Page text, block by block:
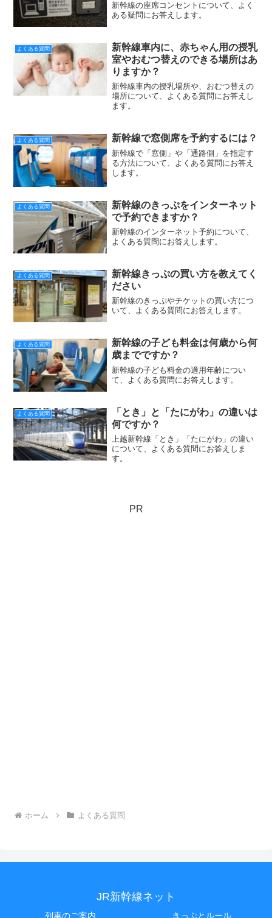
新幹線の座席コンセントについて、よく
ある疑問にお答えします。
よくある質問
新幹線車内に、赤ちゃん用の授乳
室やおむつ替えのできる場所はあ
りますか？
新幹線車内の授乳場所や、おむつ替えの
場所について、よくある質問にお答えし
ます。
よくある質問 新幹線で窓側席を予約するには？
新幹線で「窓側」や「通路側」を指定す
る方法について、よくある質問にお答え
します。
よくある質問
新幹線のきっぷをインターネット
で予約できますか？
新幹線のインターネット予約について、
よくある質問にお答えします。
よくある質問
新幹線きっぷの買い方を教えてく
ださい
新幹線のきっぷやチケットの買い方につ
いて、よくある質問にお答えします。
よくある質問
新幹線の子ども料金は何歳から何
歳までですか？
新幹線の子ども料金の適用年齢につい
て、よくある質問にお答えします。
よくある質問
「とき」と「たにがわ」の違いは
何ですか？
上越新幹線「とき」「たにがわ」の違い
について、よくある質問にお答えしま
す。
PR
ホーム よくある質問
JR新幹線ネット
列車のご案内 きっぷとルール